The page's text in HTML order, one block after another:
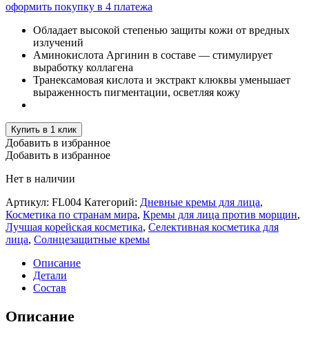
оформить покупку в 4 платежа
Обладает высокой степенью защиты кожи от вредных
излучений
Аминокислота Аргинин в составе — стимулирует
выработку коллагена
Транексамовая кислота и экстракт клюквы уменьшает
выраженность пигментации, осветляя кожу
Купить в 1 клик
Добавить в избранное
Добавить в избранное
Нет в наличии
Артикул: FL004 Категорий: Дневные кремы для лица,
Косметика по странам мира, Кремы для лица против морщин,
Лучшая корейская косметика, Селективная косметика для
лица, Солнцезащитные кремы
Описание
Детали
Состав
Описание